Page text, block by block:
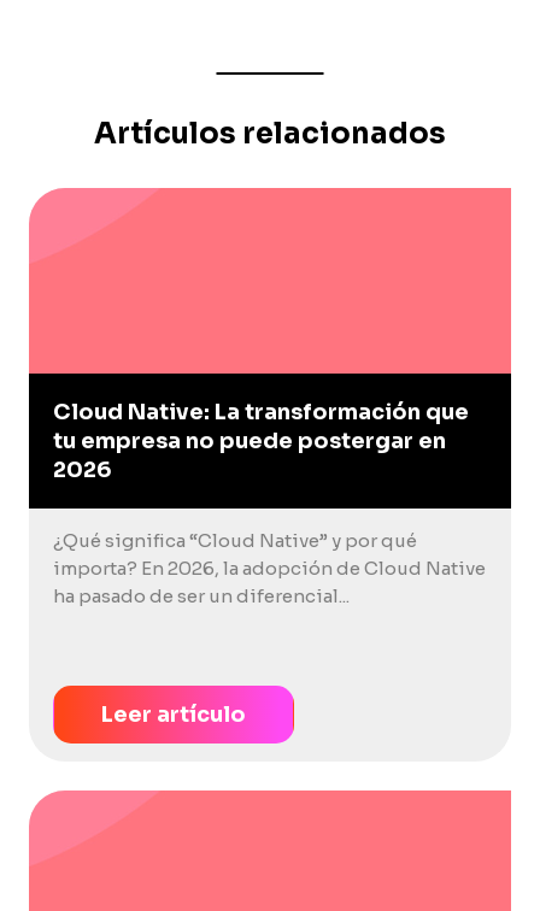
Artículos relacionados
Cloud Native: La transformación que
tu empresa no puede postergar en
2026
¿Qué significa “Cloud Native” y por qué
importa? En 2026, la adopción de Cloud Native
ha pasado de ser un diferencial...
Leer artículo